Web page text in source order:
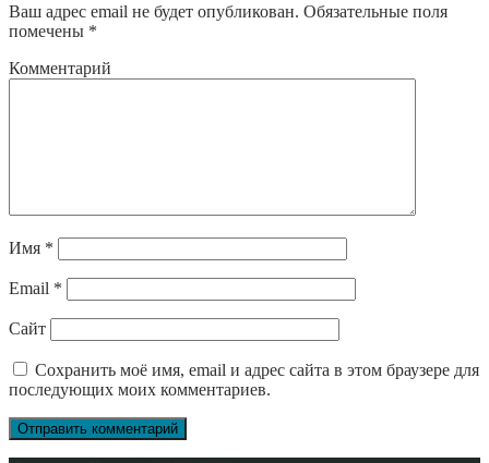
Ваш адрес email не будет опубликован. Обязательные поля
помечены *
Комментарий
Имя *
Email *
Сайт
Сохранить моё имя, email и адрес сайта в этом браузере для
последующих моих комментариев.